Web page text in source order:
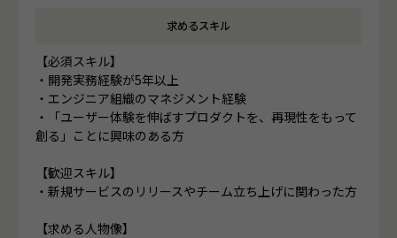
求めるスキル
【必須スキル】
・開発実務経験が5年以上
・エンジニア組織のマネジメント経験
・「ユーザー体験を伸ばすプロダクトを、再現性をもって
創る」ことに興味のある方
【歓迎スキル】
・新規サービスのリリースやチーム立ち上げに関わった方
【求める人物像】